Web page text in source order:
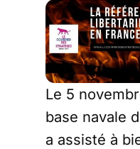
Le 5
base navale
a assisté à